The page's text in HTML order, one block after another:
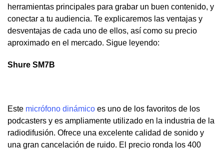
herramientas principales para grabar un buen contenido, y
conectar a tu audiencia. Te explicaremos las ventajas y
desventajas de cada uno de ellos, así como su precio
aproximado en el mercado. Sigue leyendo:
Shure SM7B
Este micrófono dinámico es uno de los favoritos de los
podcasters y es ampliamente utilizado en la industria de la
radiodifusión. Ofrece una excelente calidad de sonido y
una gran cancelación de ruido. El precio ronda los 400